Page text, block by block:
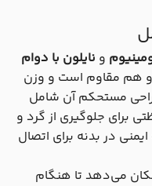
و نایلون با دوام
هم مقاوم است و وزن
مستحکم آن شامل
برای جلوگیری از گرد و
در بدنه برای اتصال
می‌دهد تا هنگام